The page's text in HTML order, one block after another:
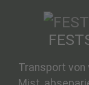
Transport